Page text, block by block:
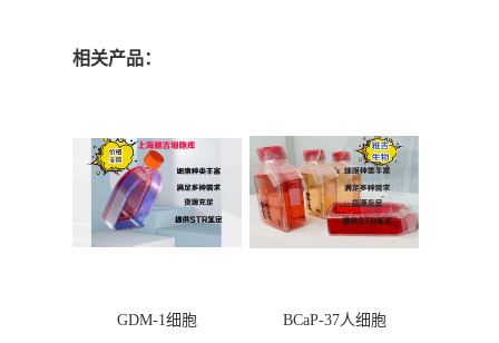
相关产品：
GDM-1细胞 BCaP-37人细胞